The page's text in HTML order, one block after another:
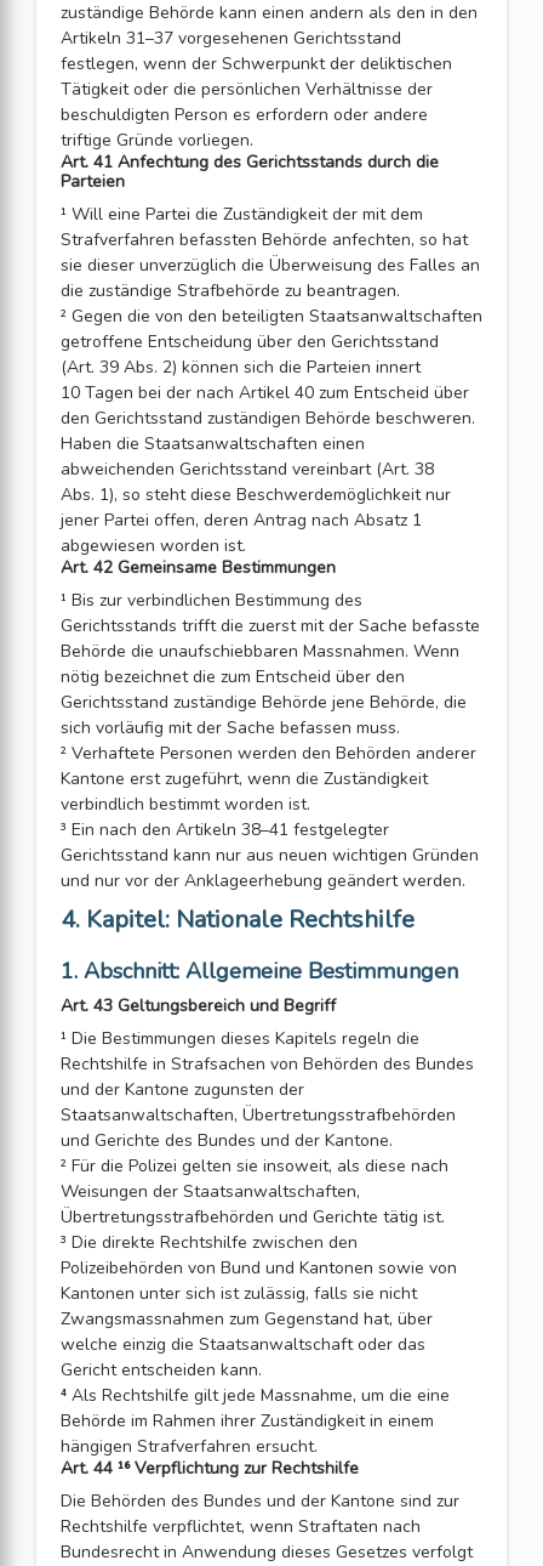
zuständige Behörde kann einen andern als den in den
Artikeln 31–37 vorgesehenen Gerichtsstand
festlegen, wenn der Schwerpunkt der deliktischen
Tätigkeit oder die persönlichen Verhältnisse der
beschuldigten Person es erfordern oder andere
triftige Gründe vorliegen.
Art. 41 Anfechtung des Gerichtsstands durch die
Parteien
¹ Will eine Partei die Zuständigkeit der mit dem
Strafverfahren befassten Behörde anfechten, so hat
sie dieser unverzüglich die Überweisung des Falles an
die zuständige Strafbehörde zu beantragen.
² Gegen die von den beteiligten Staatsanwaltschaften
getroffene Entscheidung über den Gerichtsstand
(Art. 39 Abs. 2) können sich die Parteien innert
10 Tagen bei der nach Artikel 40 zum Entscheid über
den Gerichtsstand zuständigen Behörde beschweren.
Haben die Staatsanwaltschaften einen
abweichenden Gerichtsstand vereinbart (Art. 38
Abs. 1), so steht diese Beschwerdemöglichkeit nur
jener Partei offen, deren Antrag nach Absatz 1
abgewiesen worden ist.
Art. 42 Gemeinsame Bestimmungen
¹ Bis zur verbindlichen Bestimmung des
Gerichtsstands trifft die zuerst mit der Sache befasste
Behörde die unaufschiebbaren Massnahmen. Wenn
nötig bezeichnet die zum Entscheid über den
Gerichtsstand zuständige Behörde jene Behörde, die
sich vorläufig mit der Sache befassen muss.
² Verhaftete Personen werden den Behörden anderer
Kantone erst zugeführt, wenn die Zuständigkeit
verbindlich bestimmt worden ist.
³ Ein nach den Artikeln 38–41 festgelegter
Gerichtsstand kann nur aus neuen wichtigen Gründen
und nur vor der Anklageerhebung geändert werden.
4. Kapitel: Nationale Rechtshilfe
1. Abschnitt: Allgemeine Bestimmungen
Art. 43 Geltungsbereich und Begriff
¹ Die Bestimmungen dieses Kapitels regeln die
Rechtshilfe in Strafsachen von Behörden des Bundes
und der Kantone zugunsten der
Staatsanwaltschaften, Übertretungsstrafbehörden
und Gerichte des Bundes und der Kantone.
² Für die Polizei gelten sie insoweit, als diese nach
Weisungen der Staatsanwaltschaften,
Übertretungsstrafbehörden und Gerichte tätig ist.
³ Die direkte Rechtshilfe zwischen den
Polizeibehörden von Bund und Kantonen sowie von
Kantonen unter sich ist zulässig, falls sie nicht
Zwangsmassnahmen zum Gegenstand hat, über
welche einzig die Staatsanwaltschaft oder das
Gericht entscheiden kann.
⁴ Als Rechtshilfe gilt jede Massnahme, um die eine
Behörde im Rahmen ihrer Zuständigkeit in einem
hängigen Strafverfahren ersucht.
Art. 44 ¹⁶ Verpflichtung zur Rechtshilfe
Die Behörden des Bundes und der Kantone sind zur
Rechtshilfe verpflichtet, wenn Straftaten nach
Bundesrecht in Anwendung dieses Gesetzes verfolgt